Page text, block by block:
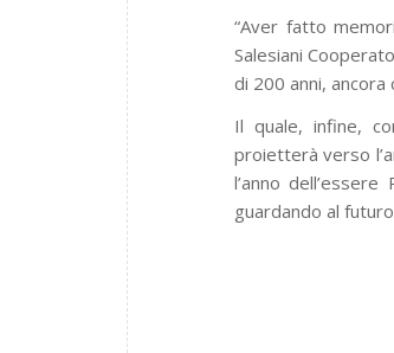
“Aver fatto
Salesiani
di 200 anni, ancora
Il quale, infine,
proietterà verso
l’anno
guardando al